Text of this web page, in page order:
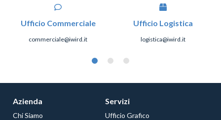
Ufficio Commerciale
commerciale@iwird.it
Ufficio Logistica
logistica@iwird.it
Azienda
Chi Siamo
Servizi
Ufficio Grafico